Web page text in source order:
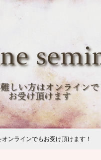
ンラインでもお受け頂けます！